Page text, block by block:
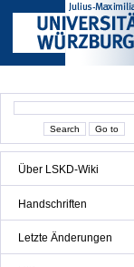
Über LSKD-Wiki
Handschriften
Letzte Änderungen